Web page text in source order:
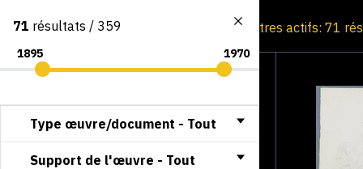
Consultation par image Filtres actifs: 71
71 résultats / 359
Type œuvre/document - Tout
Support de l'œuvre - Tout